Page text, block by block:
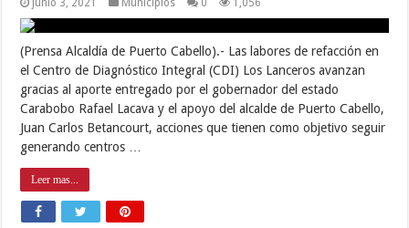
(Prensa Alcaldía de Puerto Cabello).- Las labores de refacción en
el Centro de Diagnóstico Integral (CDI) Los Lanceros avanzan
gracias al aporte entregado por el gobernador del estado
Carabobo Rafael Lacava y el apoyo del alcalde de Puerto Cabello,
Juan Carlos Betancourt, acciones que tienen como objetivo seguir
generando centros …
Leer mas...